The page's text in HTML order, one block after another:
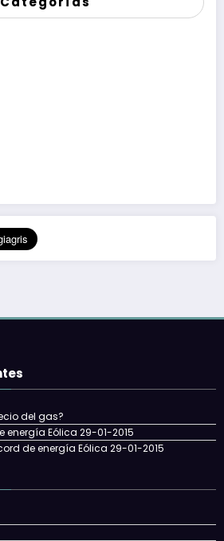
del gas?
energía Eólica 29-01-2015
de energía Eólica 29-01-2015